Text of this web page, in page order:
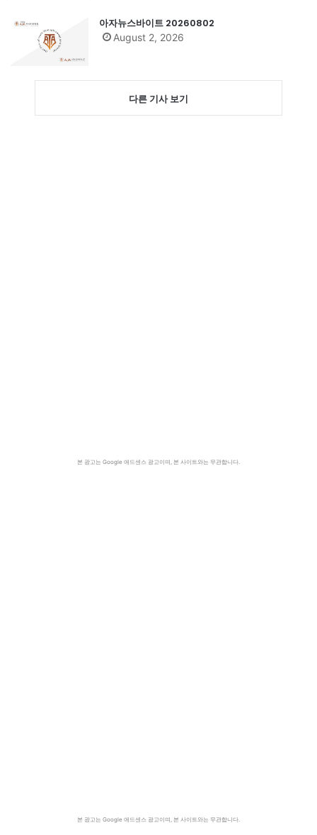
아자뉴스바이트 20260802
August 2, 2026
다른 기사 보기
본 광고는 Google 애드센스 광고이며, 본 사이트와는 무관합니다.
본 광고는 Google 애드센스 광고이며, 본 사이트와는 무관합니다.